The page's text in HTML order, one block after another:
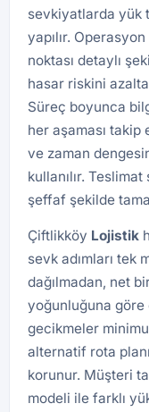
sevkiyatlarda yük
yapılır.
noktası detaylı
hasar riskini
Süreç boyunca
her aşaması
ve zaman
kullanılır.
şeffaf şekilde
Çiftlikköy Lojistik
sevk adımları tek
dağılmadan, net
yoğunluğuna göre
gecikmeler
alternatif rota
korunur. Müşteri
modeli ile farklı